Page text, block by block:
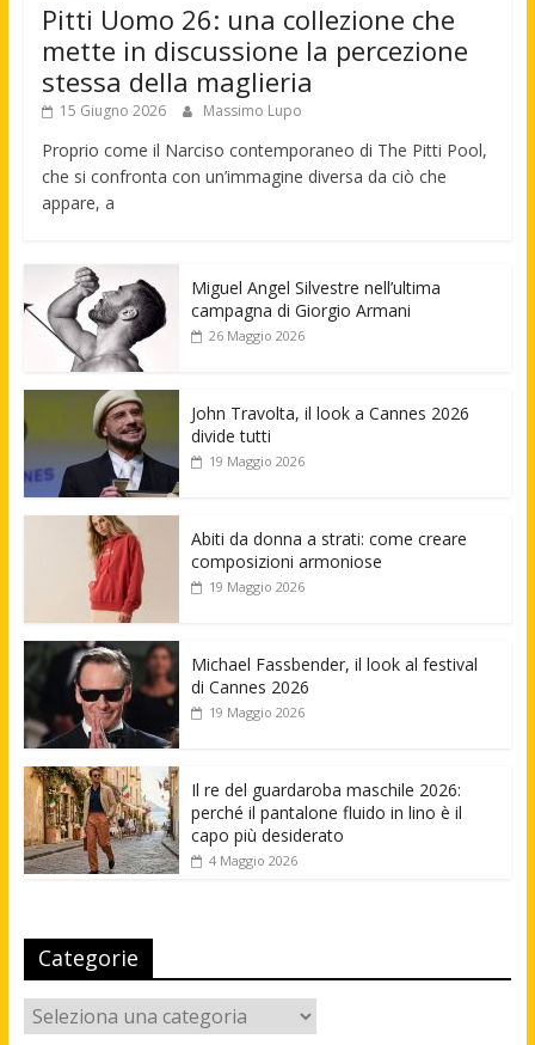
Pitti Uomo 26: una collezione che
mette in discussione la percezione
stessa della maglieria
15 Giugno 2026 Massimo Lupo
Proprio come il Narciso contemporaneo di The Pitti Pool,
che si confronta con un’immagine diversa da ciò che
appare, a
Miguel Angel Silvestre nell’ultima
campagna di Giorgio Armani
26 Maggio 2026
John Travolta, il look a Cannes 2026
divide tutti
19 Maggio 2026
Abiti da donna a strati: come creare
composizioni armoniose
19 Maggio 2026
Michael Fassbender, il look al festival
di Cannes 2026
19 Maggio 2026
Il re del guardaroba maschile 2026:
perché il pantalone fluido in lino è il
capo più desiderato
4 Maggio 2026
Categorie
Categorie